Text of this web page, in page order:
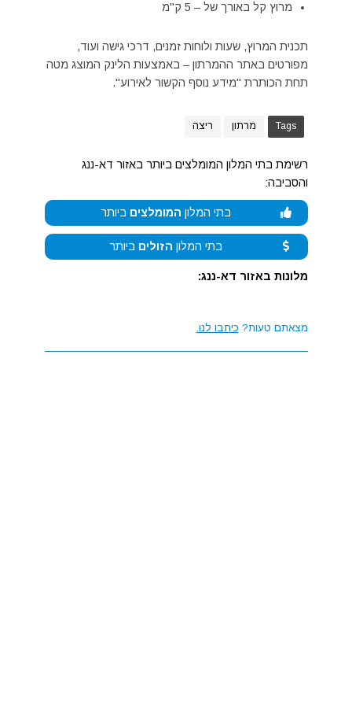
מרוץ קל באורך של – 5 ק"מ
תכנית המרוץ, שעות ולוחות זמנים, דרכי גישה ועוד,
מפורטים באתר ההמרתון – באמצעות הלינק המוצג מטה
תחת הכותרת "מידע נוסף הקשור לאירוע".
Tags מרתון ריצה
רשימת בתי המלון המומלצים ביותר באזור דא-ננג
והסביבה:
בתי המלון המומלצים ביותר
בתי המלון הזולים ביותר
מלונות באזור דא-ננג:
מצאתם טעות? כיתבו לנו.